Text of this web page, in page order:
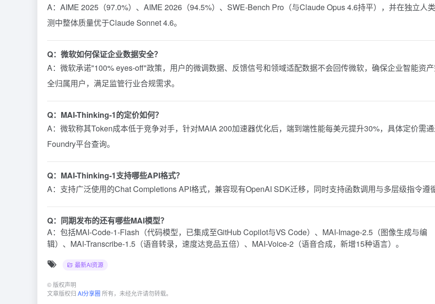
A：AIME 2025（97.0%）、AIME 2026（94.5%）、SWE-Bench Pro（与Claude Opus 4.6持平），并在独立人
测中整体质量优于Claude Sonnet 4.6。
Q：微软如何保证企业数据安全？
A：微软承诺"100% eyes-off"政策，用户的微调数据、反馈信号和领域适配数据不会回传微软，确保企业智能资
全归属用户，满足监管行业合规需求。
Q：MAI-Thinking-1的定价如何？
A：微软称其Token成本低于竞争对手，针对MAIA 200加速器优化后，端到端性能每美元提升30%，具体定价需
Foundry平台查询。
Q：MAI-Thinking-1支持哪些API格式？
A：支持广泛使用的Chat Completions API格式，兼容现有OpenAI SDK迁移，同时支持函数调用与多层级指令遵
Q：同期发布的还有哪些MAI模型？
A：包括MAI-Code-1-Flash（代码模型，已集成至GitHub Copilot与VS Code）、MAI-Image-2.5（图像生成与编
辑）、MAI-Transcribe-1.5（语音转录，速度达竞品五倍）、MAI-Voice-2（语音合成，新增15种语言）。
最新AI资源
© 版权声明
文章版权归 AI分享圈 所有，未经允许请勿转载。